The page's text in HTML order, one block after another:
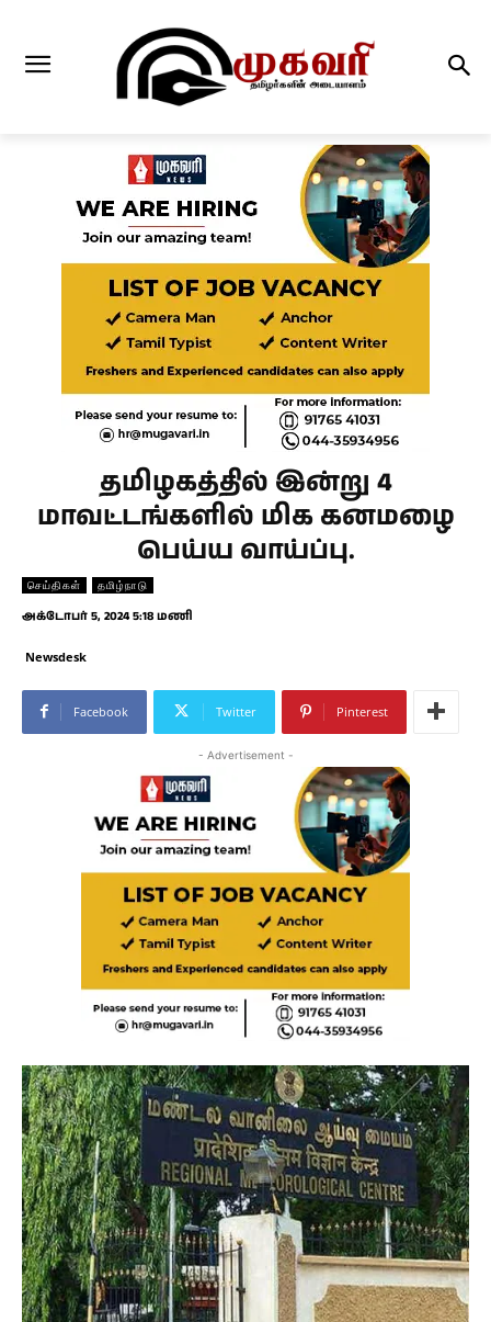
தமிழகத்தில் இன்று 4
மாவட்டங்களில் மிக கனமழை
பெய்ய வாய்ப்பு.
செய்திகள் தமிழ்நாடு
அக்டோபர் 5, 2024 5:18 மணி
Newsdesk
Facebook Twitter Pinterest
- Advertisement -